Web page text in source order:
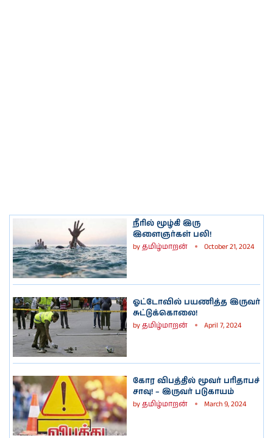
நீரில் மூழ்கி இரு
இளைஞர்கள் பலி!
byதமிழ்மாறன் October 21, 2024
ஓட்டோவில் பயணித்த இருவர்
சுட்டுக்கொலை!
byதமிழ்மாறன் April 7, 2024
கோர விபத்தில் மூவர் பரிதாபச்
சாவு! – இருவர் படுகாயம்
byதமிழ்மாறன் March 9, 2024